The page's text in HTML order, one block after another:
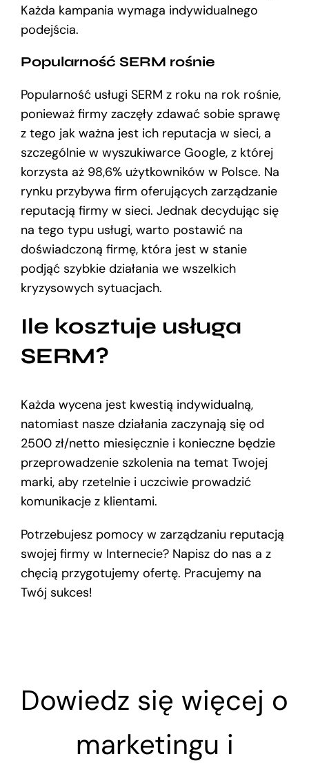
Każda kampania wymaga indywidualnego
podejścia.
Popularność SERM rośnie
Popularność usługi SERM z roku na rok rośnie,
ponieważ firmy zaczęły zdawać sobie sprawę
z tego jak ważna jest ich reputacja w sieci, a
szczególnie w wyszukiwarce Google, z której
korzysta aż 98,6% użytkowników w Polsce. Na
rynku przybywa firm oferujących zarządzanie
reputacją firmy w sieci. Jednak decydując się
na tego typu usługi, warto postawić na
doświadczoną firmę, która jest w stanie
podjąć szybkie działania we wszelkich
kryzysowych sytuacjach.
Ile kosztuje usługa
SERM?
Każda wycena jest kwestią indywidualną,
natomiast nasze działania zaczynają się od
2500 zł/netto miesięcznie i konieczne będzie
przeprowadzenie szkolenia na temat Twojej
marki, aby rzetelnie i uczciwie prowadzić
komunikacje z klientami.
Potrzebujesz pomocy w zarządzaniu reputacją
swojej firmy w Internecie? Napisz do nas a z
chęcią przygotujemy ofertę. Pracujemy na
Twój sukces!
Dowiedz się więcej o
marketingu i